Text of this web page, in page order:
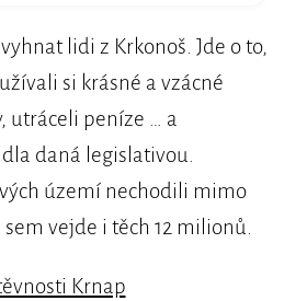
lidi z Krkonoš. Jde o to,
si krásné a vzácné
utráceli peníze … a
daná legislativou.
území nechodili mimo
sem vejde i těch 12 milionů.
Krnap